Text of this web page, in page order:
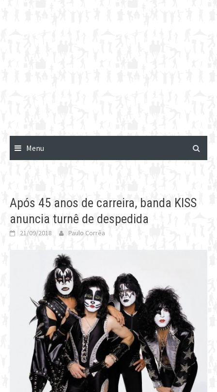
Menu
Após 45 anos de carreira, banda KISS
anuncia turnê de despedida
21/09/2018 Paulo Corrêa